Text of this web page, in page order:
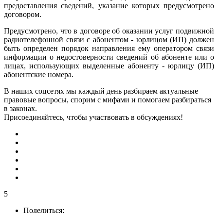
предоставления сведений, указание которых предусмотрено
договором.
Предусмотрено, что в договоре об оказании услуг подвижной
радиотелефонной связи с абонентом - юрлицом (ИП) должен
быть определен порядок направления ему оператором связи
информации о недостоверности сведений об абоненте или о
лицах, использующих выделенные абоненту - юрлицу (ИП)
абонентские номера.
В наших соцсетях мы каждый день разбираем актуальные
правовые вопросы, спорим с мифами и помогаем разбираться
в законах.
Присоединяйтесь, чтобы участвовать в обсуждениях!
5
Поделиться: